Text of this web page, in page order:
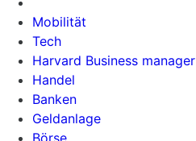
Mobilität
Tech
Harvard Business manager
Handel
Banken
Geldanlage
Börse